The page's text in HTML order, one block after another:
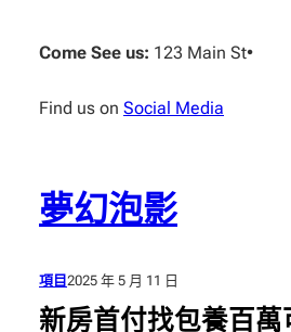
Come See us: 123 Main St•
Find us on Social Media
夢幻泡影
項目 2025 年 5 月 11 日
新房首付找包養百